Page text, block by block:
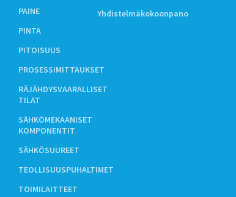
PAINE
PINTA
PITOISUUS
PROSESSIMITTAUKSET
RÄJÄHDYSVAARALLISET
TILAT
SÄHKÖMEKAANISET
KOMPONENTIT
SÄHKÖSUUREET
TEOLLISUUSPUHALTIMET
TOIMILAITTEET
Yhdistelmäkokoonpano